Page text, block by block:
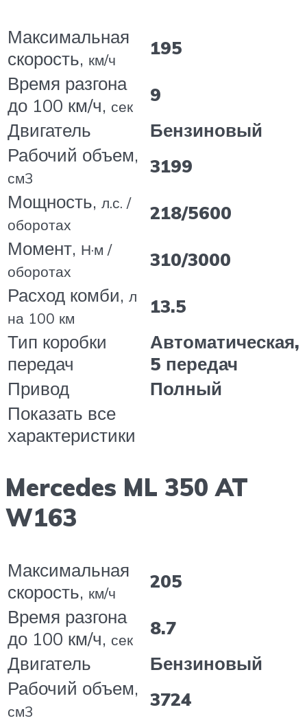
Максимальная
скорость, км/ч
195
Время разгона
до 100 км/ч, сек
9
Двигатель
Бензиновый
Рабочий объем,
см3
3199
Мощность, л.с. /
оборотах
218/5600
Момент, Н·м /
оборотах
310/3000
Расход комби, л
на 100 км
13.5
Тип коробки
передач
Автоматическая,
5 передач
Привод
Полный
Показать все
характеристики
Mercedes ML 350 AT
W163
Максимальная
скорость, км/ч
205
Время разгона
до 100 км/ч, сек
8.7
Двигатель
Бензиновый
Рабочий объем,
см3
3724